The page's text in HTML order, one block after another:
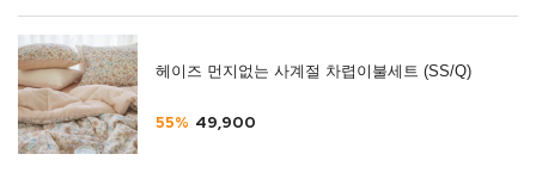
헤이즈 먼지없는 사계절 차렵이불세트 (SS/Q)
55% 49,900